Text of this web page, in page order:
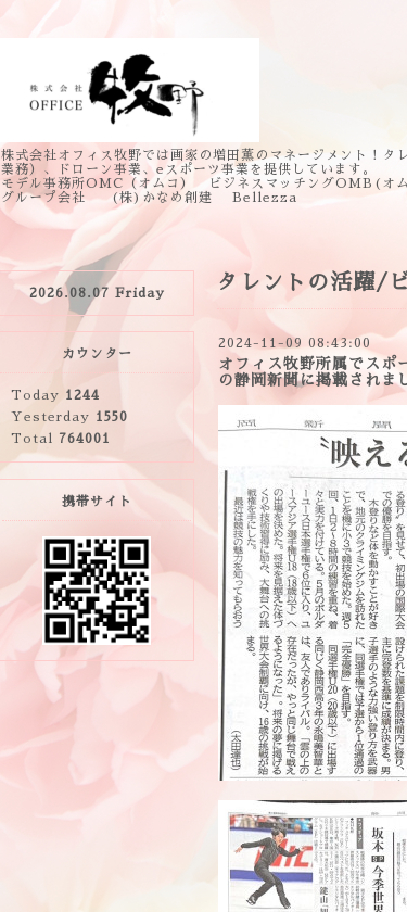
株式会社オフィス牧野では画家の増田薫のマネージメント！
業務）、ドローン事業、eスポーツ事業を提供しています。
モデル事務所OMC（オムコ） ビジネスマッチングOMB(オム
グループ会社 (株)かなめ創建 Bellezza
タレントの活躍/
2024-11-09 08:43:00
オフィス牧野所属でス
の静岡新聞に掲載されま
2026.08.07 Friday
カウンター
Today 1244
Yesterday 1550
Total 764001
携帯サイト